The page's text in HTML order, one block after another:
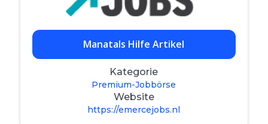
Manatals Hilfe Artikel
Kategorie
Premium-Jobbörse
Website
https://emercejobs.nl